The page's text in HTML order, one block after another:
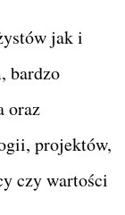
jak i
bardzo
oraz
projektów,
czy wartości